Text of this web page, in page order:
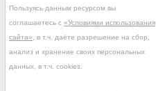
Пользуясь данным ресурсом вы
соглашаетесь с «Условиями использования
сайта» , в т.ч. даёте разрешение на сбор,
анализ и хранение своих персональных
данных, в т.ч. cookies.